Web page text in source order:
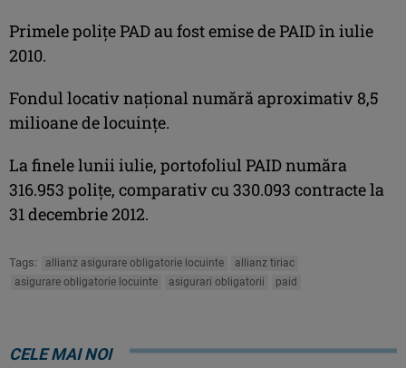
Primele poliţe PAD au fost emise de PAID în iulie
2010.
Fondul locativ naţional numără aproximativ 8,5
milioane de locuinţe.
La finele lunii iulie, portofoliul PAID număra
316.953 poliţe, comparativ cu 330.093 contracte la
31 decembrie 2012.
Tags: allianz asigurare obligatorie locuinte
allianz tiriac
asigurare obligatorie locuinte
asigurari obligatorii paid
CELE MAI NOI